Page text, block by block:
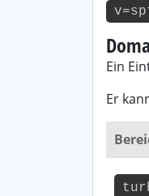
Ein
Er